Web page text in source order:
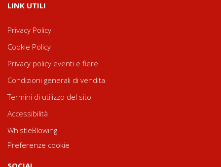
LINK UTILI
Privacy Policy
Cookie Policy
Privacy policy eventi e fiere
Condizioni generali di vendita
Termini di utilizzo del sito
Accessibilità
WhistleBlowing
Preferenze cookie